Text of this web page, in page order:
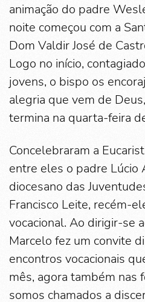
animação do padre
noite começou com a
Dom Valdir José de
Logo no início,
jovens, o bispo os
alegria que vem de
termina na quarta-feira
Concelebraram a
entre eles o padre Lúcio
diocesano das
Francisco Leite, recém-
vocacional. Ao dirigir-se
Marcelo fez um convite
encontros vocacionais
mês, agora também nas
somos chamados a